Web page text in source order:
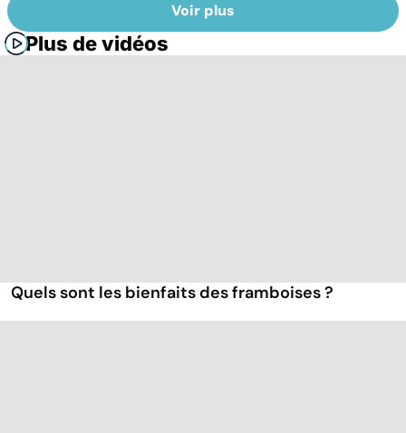
Voir plus
Plus de vidéos
Quels sont les bienfaits des framboises ?